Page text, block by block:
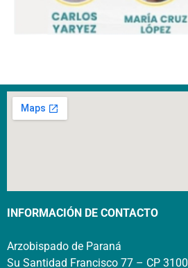
INFORMACIÓN DE CONTACTO
Arzobispado de Paraná
Su Santidad Francisco 77 – CP 3100